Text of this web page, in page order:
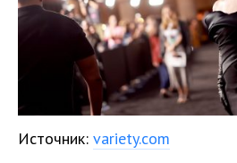
Источник: variety.com